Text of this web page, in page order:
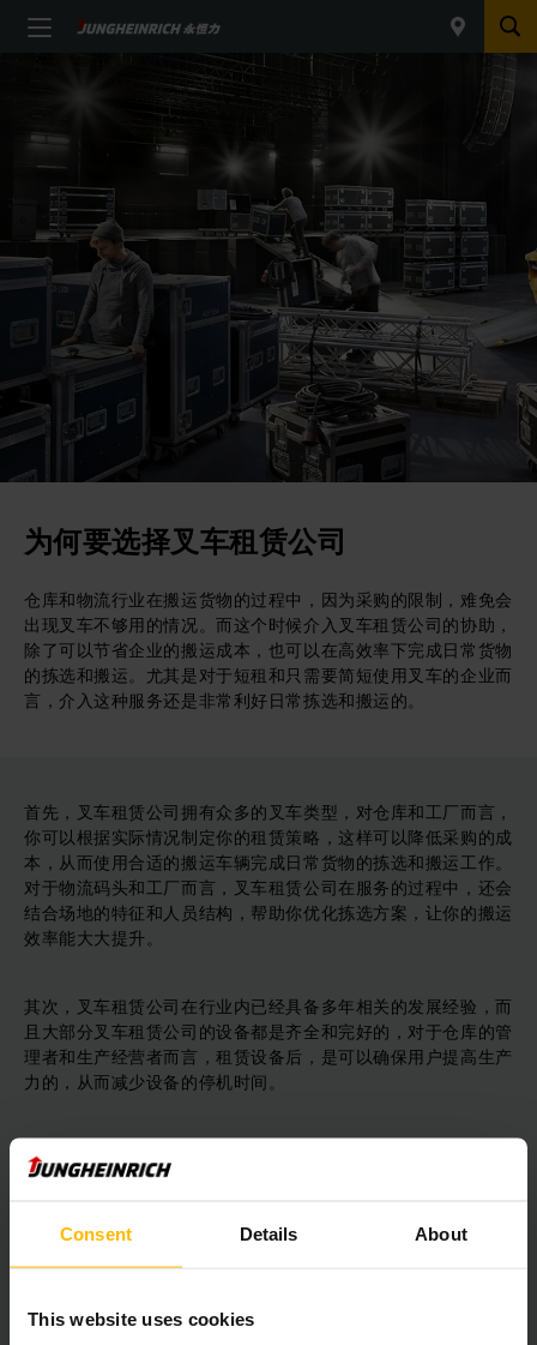
Consent Details About
This website uses cookies
为何要选择叉车租赁公司
仓库和物流行业在搬运货物的过程中，因为采购的限制，难免会
出现叉车不够用的情况。而这个时候介入叉车租赁公司的协助，
除了可以节省企业的搬运成本，也可以在高效率下完成日常货物
的拣选和搬运。尤其是对于短租和只需要简短使用叉车的企业而
言，介入这种服务还是非常利好日常拣选和搬运的。
首先，叉车租赁公司拥有众多的叉车类型，对仓库和工厂而言，
你可以根据实际情况制定你的租赁策略，这样可以降低采购的成
本，从而使用合适的搬运车辆完成日常货物的拣选和搬运工作。
对于物流码头和工厂而言，叉车租赁公司在服务的过程中，还会
结合场地的特征和人员结构，帮助你优化拣选方案，让你的搬运
效率能大大提升。
其次，叉车租赁公司在行业内已经具备多年相关的发展经验，而
且大部分叉车租赁公司的设备都是齐全和完好的，对于仓库的管
理者和生产经营者而言，租赁设备后，是可以确保用户提高生产
力的，从而减少设备的停机时间。
再次，叉车租赁公司在租赁设备的过程中，还可以保证企业用户
的后续支持，比如说在资金方面的投入，选择叉车租赁公司的
比采购设备而言，明显叉车租赁公司的介入更节省时间。而且租